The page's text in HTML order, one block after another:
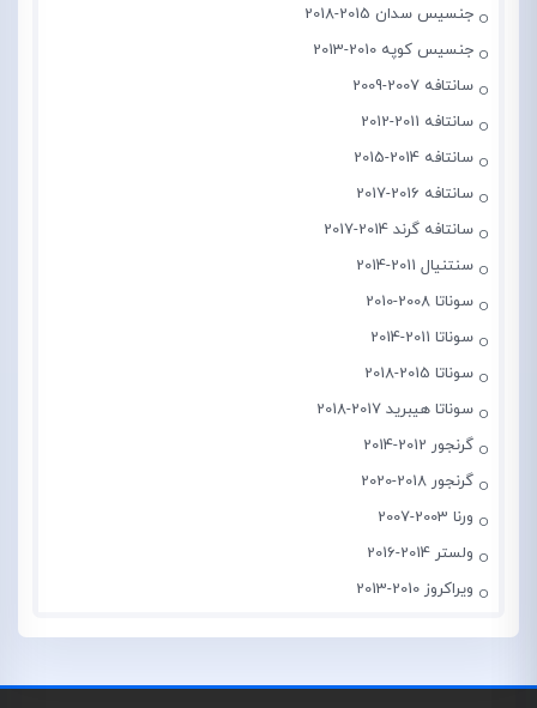
جنسیس سدان 2015-2018
جنسیس کوپه 2010-2013
سانتافه 2007-2009
سانتافه 2011-2012
سانتافه 2014-2015
سانتافه 2016-2017
سانتافه گرند 2014-2017
سنتنیال 2011-2014
سوناتا 2008-2010
سوناتا 2011-2014
سوناتا 2015-2018
سوناتا هیبرید 2017-2018
گرنجور 2012-2014
گرنجور 2018-2020
ورنا 2003-2007
ولستر 2014-2016
ویراکروز 2010-2013